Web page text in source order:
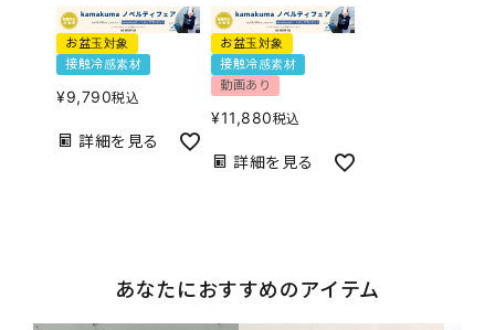
お盆玉対象
接触冷感素材
¥9,790税込
詳細を見る
お盆玉対象
接触冷感素材
動画あり
¥11,880税込
詳細を見る
あなたにおすすめのアイテム